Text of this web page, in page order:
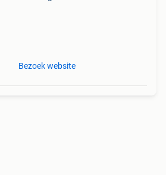
Bezoek website